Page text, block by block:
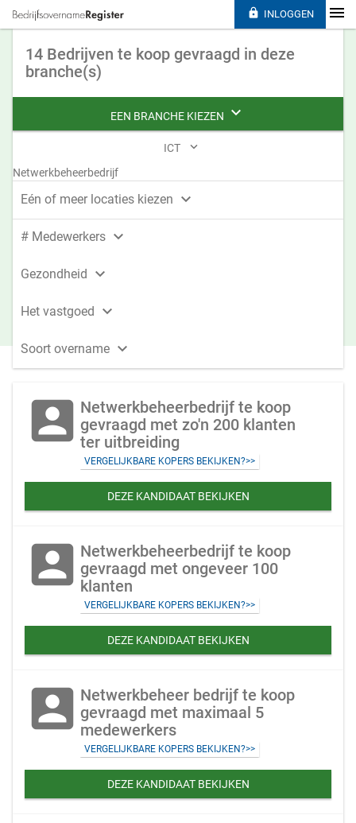
14 Bedrijven te koop gevraagd in deze
branche(s)
EEN BRANCHE KIEZEN 
ICT 
Netwerkbeheerbedrijf
Eén of meer locaties kiezen 
# Medewerkers 
Gezondheid 
Het vastgoed 
Soort overname 
account_box Netwerkbeheerbedrijf te koop
gevraagd met zo'n 200 klanten
ter uitbreiding
VERGELIJKBARE KOPERS BEKIJKEN?>>
DEZE KANDIDAAT BEKIJKEN
account_box Netwerkbeheerbedrijf te koop
gevraagd met ongeveer 100
klanten
VERGELIJKBARE KOPERS BEKIJKEN?>>
DEZE KANDIDAAT BEKIJKEN
account_box Netwerkbeheer bedrijf te koop
gevraagd met maximaal 5
medewerkers
VERGELIJKBARE KOPERS BEKIJKEN?>>
DEZE KANDIDAAT BEKIJKEN
 INLOGGEN